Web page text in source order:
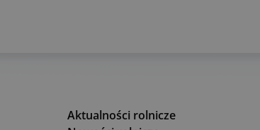
Aktualności rolnicze